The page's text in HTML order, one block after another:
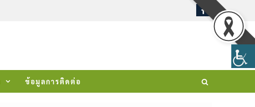
ข้อมูลการติดต่อ